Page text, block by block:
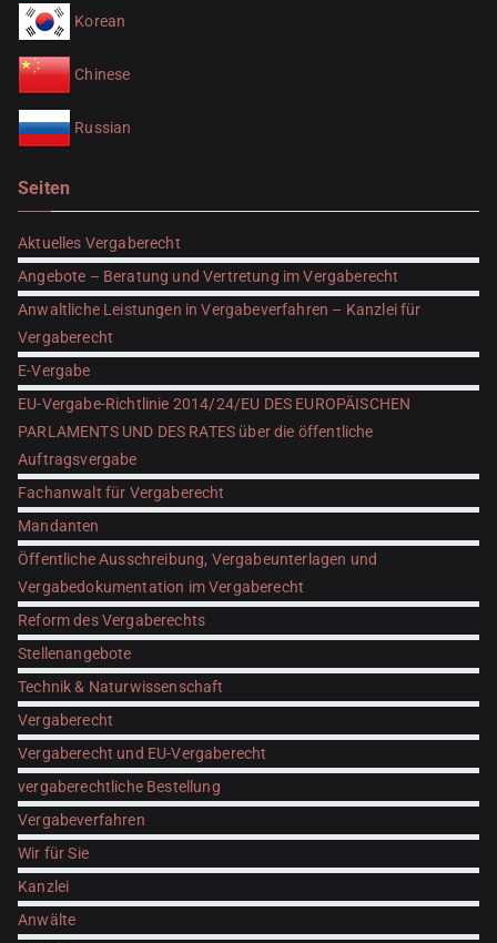
Korean
Chinese
Russian
Seiten
Aktuelles Vergaberecht
Angebote – Beratung und Vertretung im Vergaberecht
Anwaltliche Leistungen in Vergabeverfahren – Kanzlei für
Vergaberecht
E-Vergabe
EU-Vergabe-Richtlinie 2014/24/EU DES EUROPÄISCHEN
PARLAMENTS UND DES RATES über die öffentliche
Auftragsvergabe
Fachanwalt für Vergaberecht
Mandanten
Öffentliche Ausschreibung, Vergabeunterlagen und
Vergabedokumentation im Vergaberecht
Reform des Vergaberechts
Stellenangebote
Technik & Naturwissenschaft
Vergaberecht
Vergaberecht und EU-Vergaberecht
vergaberechtliche Bestellung
Vergabeverfahren
Wir für Sie
Kanzlei
Anwälte